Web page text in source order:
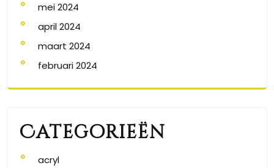
mei 2024
april 2024
maart 2024
februari 2024
Categorieën
acryl